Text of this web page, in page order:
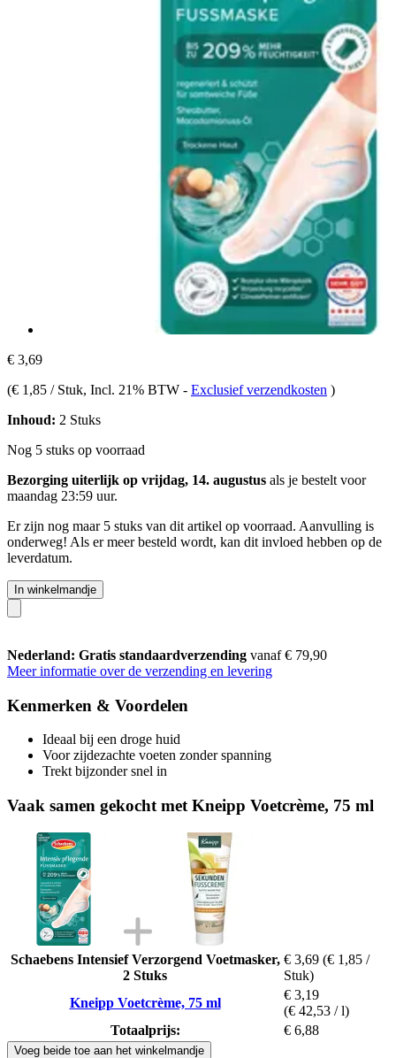
€ 3,69
(€ 1,85 / Stuk, Incl. 21% BTW - Exclusief verzendkosten )
Inhoud: 2 Stuks
Nog 5 stuks op voorraad
Bezorging uiterlijk op vrijdag, 14. augustus als je bestelt voor
maandag 23:59 uur.
Er zijn nog maar 5 stuks van dit artikel op voorraad. Aanvulling is
onderweg! Als er meer besteld wordt, kan dit invloed hebben op de
leverdatum.
In winkelmandje
Nederland: Gratis standaardverzending vanaf € 79,90
Meer informatie over de verzending en levering
Kenmerken & Voordelen
Ideaal bij een droge huid
Voor zijdezachte voeten zonder spanning
Trekt bijzonder snel in
Vaak samen gekocht met Kneipp Voetcrème, 75 ml
Schaebens Intensief Verzorgend Voetmasker,
2 Stuks
€ 3,69 (€ 1,85 /
Stuk)
Kneipp Voetcrème, 75 ml
€ 3,19
(€ 42,53 / l)
Totaalprijs:
€ 6,88
Voeg beide toe aan het winkelmandje